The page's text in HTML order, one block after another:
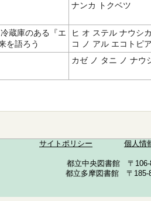
ナンカ トクベツ
蔵庫のある『エ
を語ろう
ヒ オ ステル ナウシ
コ ノ アル エコトピ
カゼ ノ タニ ノ ナウ
サイトポリシー 個人情
都立中央図書館 〒
都立多摩図書館 〒185-